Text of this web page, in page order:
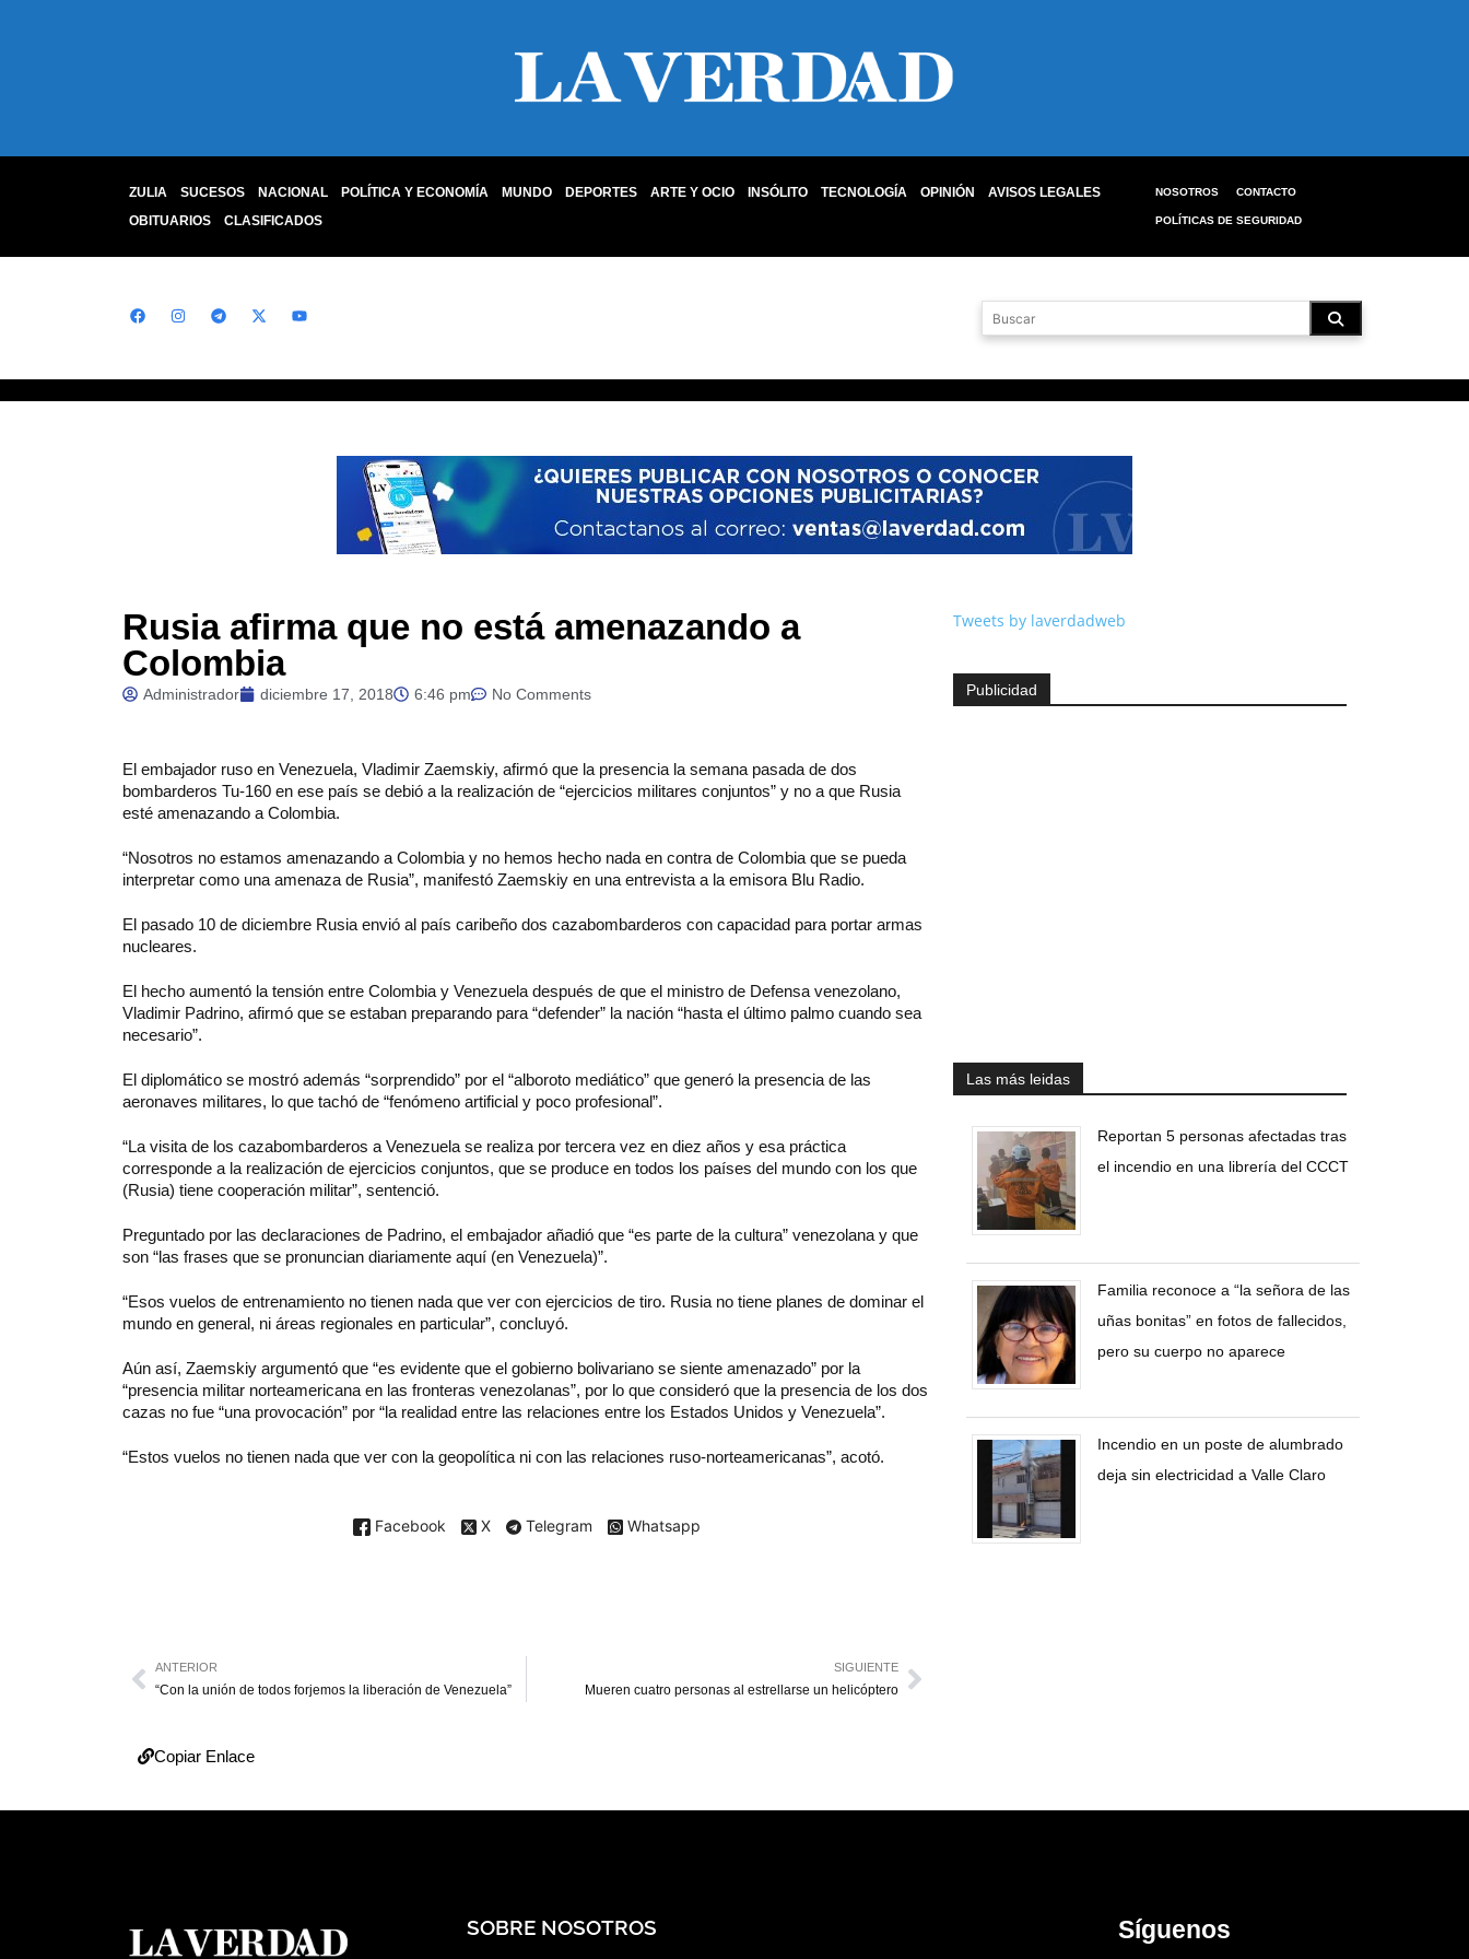
ZULIA SUCESOS NACIONAL POLÍTICA Y ECONOMÍA MUNDO DEPORTES ARTE Y OCIO INSÓLITO TECNOLOGÍA OPINIÓN
AVISOS LEGALES
OBITUARIOS
CLASIFICADOS
NOSOTROS CONTACTO
POLÍTICAS DE SEGURIDAD
Rusia afirma que no está amenazando a
Colombia
Administrador diciembre 17, 2018 6:46 pm No Comments
El embajador ruso en Venezuela, Vladimir Zaemskiy, afirmó que la presencia la semana pasada de dos
bombarderos Tu-160 en ese país se debió a la realización de “ejercicios militares conjuntos” y no a que Rusia
esté amenazando a Colombia.
“Nosotros no estamos amenazando a Colombia y no hemos hecho nada en contra de Colombia que se pueda
interpretar como una amenaza de Rusia”, manifestó Zaemskiy en una entrevista a la emisora Blu Radio.
El pasado 10 de diciembre Rusia envió al país caribeño dos cazabombarderos con capacidad para portar armas
nucleares.
El hecho aumentó la tensión entre Colombia y Venezuela después de que el ministro de Defensa venezolano,
Vladimir Padrino, afirmó que se estaban preparando para “defender” la nación “hasta el último palmo cuando sea
necesario”.
El diplomático se mostró además “sorprendido” por el “alboroto mediático” que generó la presencia de las
aeronaves militares, lo que tachó de “fenómeno artificial y poco profesional”.
“La visita de los cazabombarderos a Venezuela se realiza por tercera vez en diez años y esa práctica
corresponde a la realización de ejercicios conjuntos, que se produce en todos los países del mundo con los que
(Rusia) tiene cooperación militar”, sentenció.
Preguntado por las declaraciones de Padrino, el embajador añadió que “es parte de la cultura” venezolana y que
son “las frases que se pronuncian diariamente aquí (en Venezuela)”.
“Esos vuelos de entrenamiento no tienen nada que ver con ejercicios de tiro. Rusia no tiene planes de dominar el
mundo en general, ni áreas regionales en particular”, concluyó.
Aún así, Zaemskiy argumentó que “es evidente que el gobierno bolivariano se siente amenazado” por la
“presencia militar norteamericana en las fronteras venezolanas”, por lo que consideró que la presencia de los dos
cazas no fue “una provocación” por “la realidad entre las relaciones entre los Estados Unidos y Venezuela”.
“Estos vuelos no tienen nada que ver con la geopolítica ni con las relaciones ruso-norteamericanas”, acotó.
Facebook X Telegram Whatsapp
Tweets by laverdadweb
Publicidad
Las más leidas
Reportan 5 personas afectadas tras
el incendio en una librería del CCCT
Familia reconoce a “la señora de las
uñas bonitas” en fotos de fallecidos,
pero su cuerpo no aparece
Incendio en un poste de alumbrado
deja sin electricidad a Valle Claro
ANTERIOR
“Con la unión de todos forjemos la liberación de Venezuela”
SIGUIENTE
Mueren cuatro personas al estrellarse un helicóptero
Copiar Enlace
SOBRE NOSOTROS Síguenos